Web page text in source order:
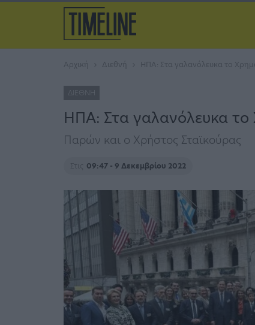
Αρχική Διεθνή ΗΠΑ: Στα γαλανόλευκα το
ΔΙΕΘΝΉ
ΗΠΑ: Στα γαλανόλευκα το
Παρών και ο Χρήστος Σταϊκούρας
Στις 09:47 - 9 Δεκεμβρίου 2022